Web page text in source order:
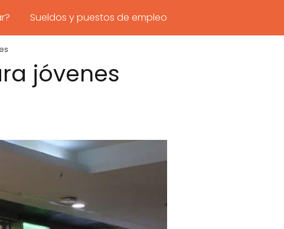
Sueldos y puestos de empleo
jóvenes